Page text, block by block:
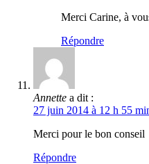
Merci Carine, à
Répondre
Annette a dit :
27 juin 2014 à 12 h 55
Merci pour le bon conseil
Répondre